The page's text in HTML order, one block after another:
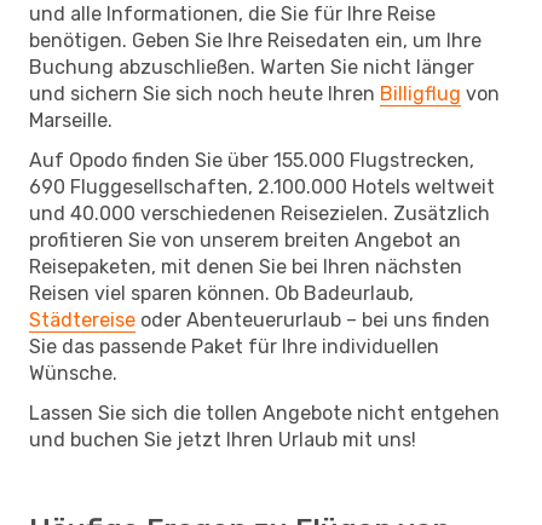
und alle Informationen, die Sie für Ihre Reise
benötigen. Geben Sie Ihre Reisedaten ein, um Ihre
Buchung abzuschließen. Warten Sie nicht länger
und sichern Sie sich noch heute Ihren Billigflug von
Marseille.
Auf Opodo finden Sie über 155.000 Flugstrecken,
690 Fluggesellschaften, 2.100.000 Hotels weltweit
und 40.000 verschiedenen Reisezielen. Zusätzlich
profitieren Sie von unserem breiten Angebot an
Reisepaketen, mit denen Sie bei Ihren nächsten
Reisen viel sparen können. Ob Badeurlaub,
Städtereise oder Abenteuerurlaub – bei uns finden
Sie das passende Paket für Ihre individuellen
Wünsche.
Lassen Sie sich die tollen Angebote nicht entgehen
und buchen Sie jetzt Ihren Urlaub mit uns!